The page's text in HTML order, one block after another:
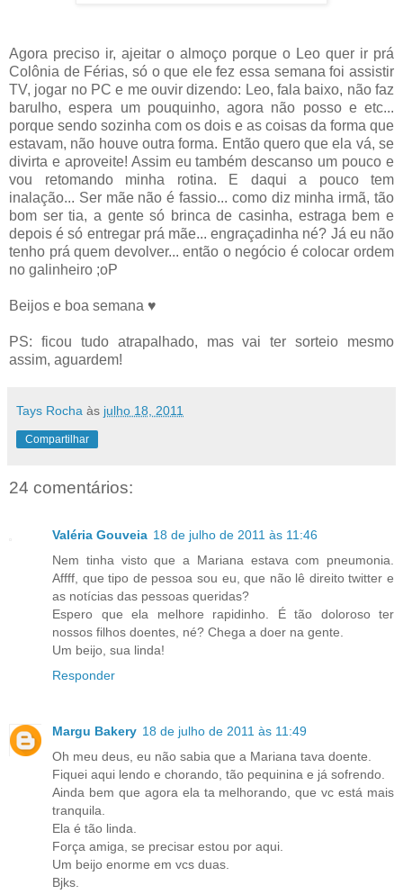
Agora preciso ir, ajeitar o almoço porque o Leo quer ir prá
Colônia de Férias, só o que ele fez essa semana foi assistir
TV, jogar no PC e me ouvir dizendo: Leo, fala baixo, não faz
barulho, espera um pouquinho, agora não posso e etc...
porque sendo sozinha com os dois e as coisas da forma que
estavam, não houve outra forma. Então quero que ela vá, se
divirta e aproveite! Assim eu também descanso um pouco e
vou retomando minha rotina. E daqui a pouco tem
inalação... Ser mãe não é fassio... como diz minha irmã, tão
bom ser tia, a gente só brinca de casinha, estraga bem e
depois é só entregar prá mãe... engraçadinha né? Já eu não
tenho prá quem devolver... então o negócio é colocar ordem
no galinheiro ;oP
Beijos e boa semana ♥
PS: ficou tudo atrapalhado, mas vai ter sorteio mesmo
assim, aguardem!
Tays Rocha às julho 18, 2011
Compartilhar
24 comentários:
Valéria Gouveia 18 de julho de 2011 às 11:46
Nem tinha visto que a Mariana estava com pneumonia.
Affff, que tipo de pessoa sou eu, que não lê direito twitter e
as notícias das pessoas queridas?
Espero que ela melhore rapidinho. É tão doloroso ter
nossos filhos doentes, né? Chega a doer na gente.
Um beijo, sua linda!
Responder
Margu Bakery 18 de julho de 2011 às 11:49
Oh meu deus, eu não sabia que a Mariana tava doente.
Fiquei aqui lendo e chorando, tão pequinina e já sofrendo.
Ainda bem que agora ela ta melhorando, que vc está mais
tranquila.
Ela é tão linda.
Força amiga, se precisar estou por aqui.
Um beijo enorme em vcs duas.
Bjks.